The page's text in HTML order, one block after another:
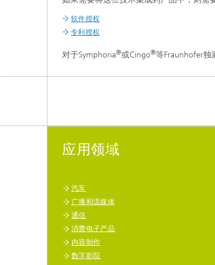
软件授权
专利授权
对于Symphoria®或Cingo®等Fraunhofer独
应用领域
汽车
广播和流媒体
通信
消费电子产品
内容制作
数字影院